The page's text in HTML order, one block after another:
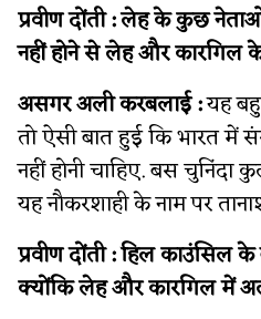
प्रवीण दोंती : लेह के कुछ
नहीं होने से लेह और कारगिल
असगर अली करबलाई :यह
तो ऐसी बात हुई कि भारत में
नहीं होनी चाहिए. बस
यह नौकरशाही के नाम पर
प्रवीण दोंती : हिल काउंसिल
क्योंकिलेह और कारगिल में